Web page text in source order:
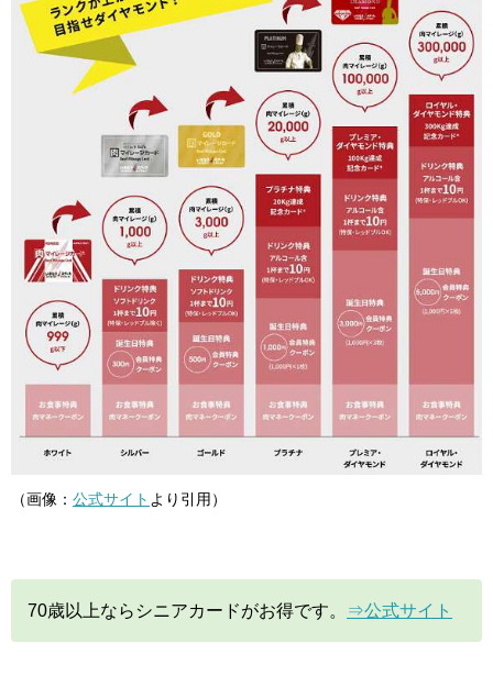
（画像： 公式サイト より引用）
70歳以上ならシニアカードがお得です。 ⇒公式サイト